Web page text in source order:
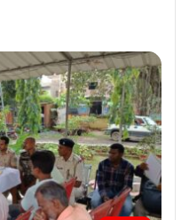
लातेहार